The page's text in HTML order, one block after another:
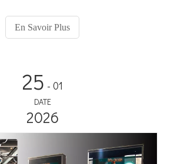
un écosystème complet de « recharge de
qui transforme l'espace de stationnement
en 2025 et que le marché des abris de
croître de 10,6 % TCAC pour atteindre
dollars d'ici 2034, les solutions intégrées
la norme pour les infrastructures de
commerciales et publiques.
En Savoir Plus
25 - 01
DATE
2026